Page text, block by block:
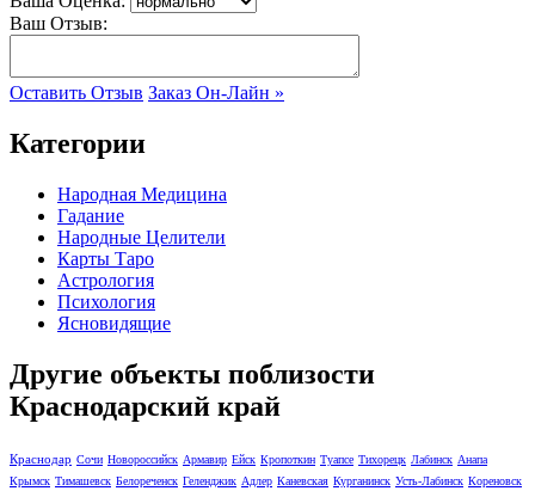
Ваш Отзыв:
Оставить Отзыв Заказ Он-Лайн »
Категории
Народная Медицина
Гадание
Народные Целители
Карты Таро
Астрология
Психология
Ясновидящие
Другие объекты поблизости
Краснодарский край
Краснодар Сочи Новороссийск Армавир Ейск Кропоткин Туапсе Тихорецк Лабинск Анапа
Крымск Тимашевск Белореченск Геленджик Адлер Каневская Курганинск Усть-Лабинск Кореновск